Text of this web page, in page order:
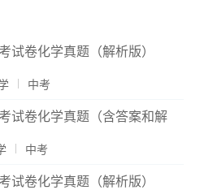
试卷化学真题（解析版）
中考
试卷化学真题（含答案和解
中考
试卷化学真题（解析版）